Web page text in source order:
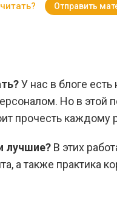
Отправить
У нас в блоге
Но в этой
прочесть каждому
лучшие? В этих
а также практика